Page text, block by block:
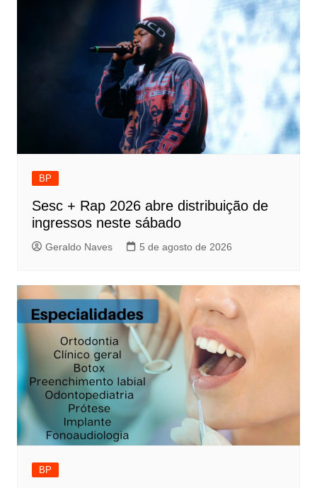
BP
Sesc + Rap 2026 abre distribuição de
ingressos neste sábado
Geraldo Naves 5 de agosto de 2026
BP